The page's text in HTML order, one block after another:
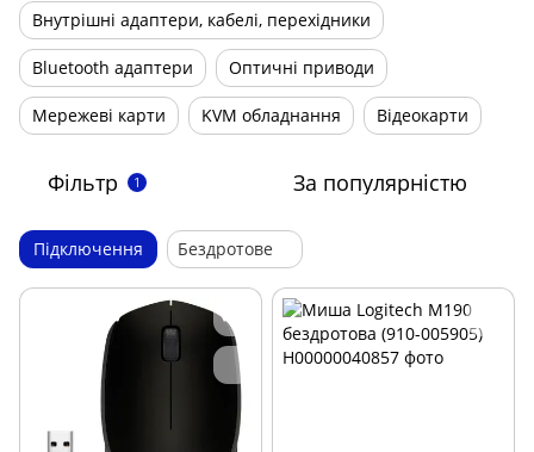
Внутрішні адаптери, кабелі, перехідники
Bluetooth адаптери Оптичні приводи
Мережеві карти KVM обладнання Відеокарти
Фільтр 1 За популярністю
Підключення Бездротове